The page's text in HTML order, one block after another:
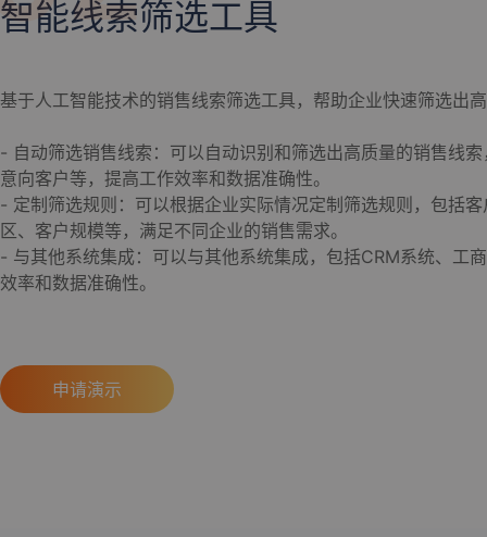
智能线索筛选工具
基于人工智能技术的销售线索筛选工具，帮助企业快速筛选出
- 自动筛选销售线索：可以自动识别和筛选出高质量的销售线
意向客户等，提高工作效率和数据准确性。
- 定制筛选规则：可以根据企业实际情况定制筛选规则，包括
区、客户规模等，满足不同企业的销售需求。
- 与其他系统集成：可以与其他系统集成，包括CRM系统、工
效率和数据准确性。
申请演示